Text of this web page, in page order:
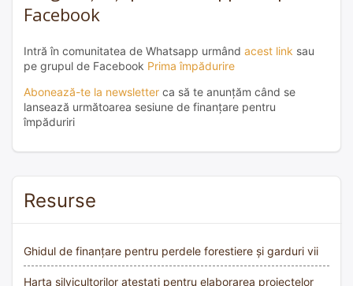
Facebook
Intră în comunitatea de Whatsapp urmând acest link sau
pe grupul de Facebook Prima împădurire
Abonează-te la newsletter ca să te anunțăm când se
lansează următoarea sesiune de finanțare pentru
împăduriri
Resurse
Ghidul de finanțare pentru perdele forestiere și garduri vii
Harta silvicultorilor atestați pentru elaborarea proiectelor